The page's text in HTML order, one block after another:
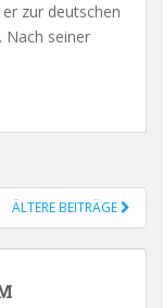
zur deutschen
Nach seiner
ÄLTERE BEITRÄGE